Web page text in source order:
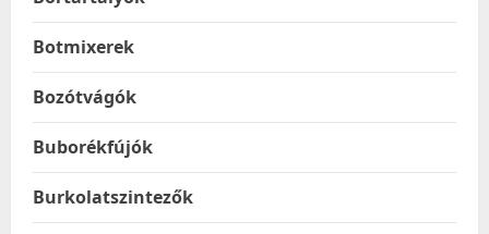
Botmixerek
Bozótvágók
Buborékfújók
Burkolatszintezők